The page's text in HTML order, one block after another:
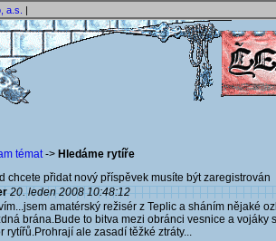
a.s. |
témat-> Hledáme rytíře
chcete přidat nový příspěvek musíte být
20. leden 2008 10:48:12
amatérský režisér z Teplic a sháním nějaké
brána.Bude to bitva mezi obránci vesnice a
rytířů.Prohrají ale zasadí těžké ztráty...